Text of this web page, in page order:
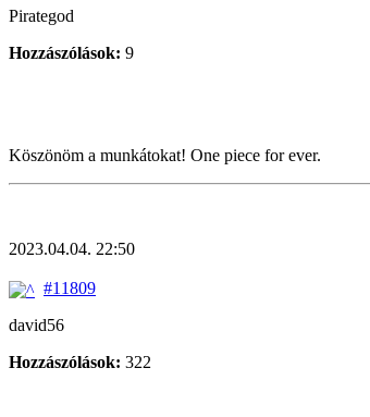
Pirategod
Hozzászólások: 9
Köszönöm a munkátokat! One piece for ever.
2023.04.04. 22:50
#11809
david56
Hozzászólások: 322